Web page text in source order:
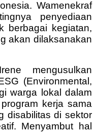
Wamenekraf
penyediaan
berbagai kegiatan,
akan dilaksanakan
mengusulkan
(Environmental,
warga lokal dalam
kerja sama
disabilitas di sektor
Menyambut hal